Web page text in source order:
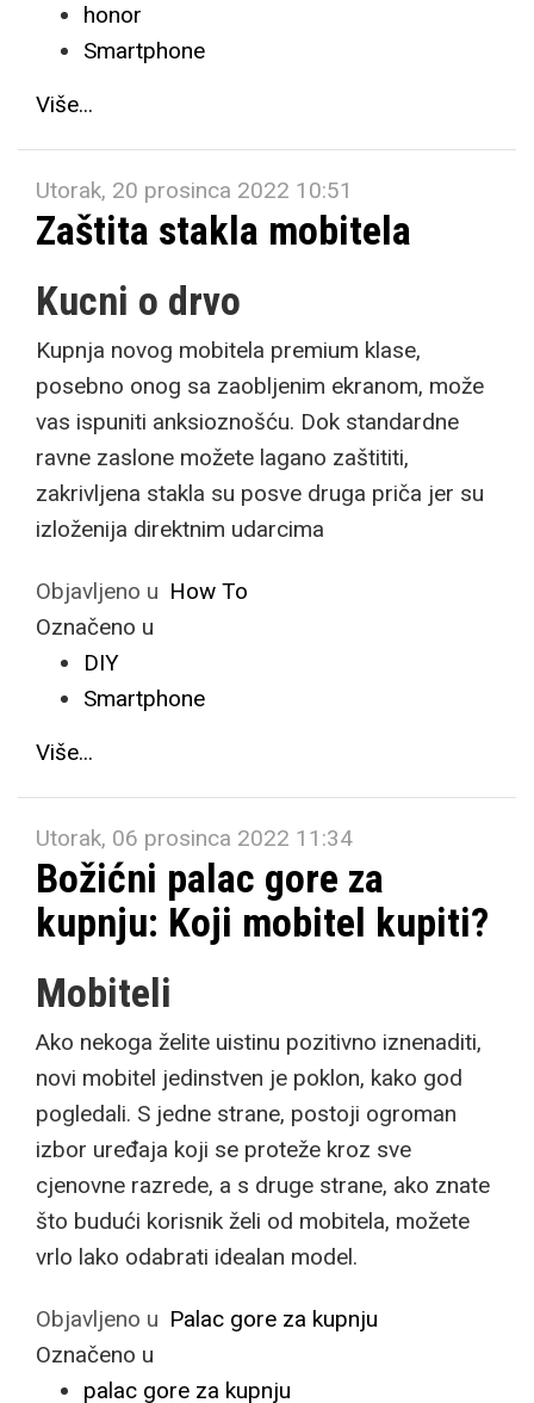
honor
Smartphone
Više...
Utorak, 20 prosinca 2022 10:51
Zaštita stakla mobitela
Kucni o drvo
Kupnja novog mobitela premium klase,
posebno onog sa zaobljenim ekranom, može
vas ispuniti anksioznošću. Dok standardne
ravne zaslone možete lagano zaštititi,
zakrivljena stakla su posve druga priča jer su
izloženija direktnim udarcima
Objavljeno u How To
Označeno u
DIY
Smartphone
Više...
Utorak, 06 prosinca 2022 11:34
Božićni palac gore za
kupnju: Koji mobitel kupiti?
Mobiteli
Ako nekoga želite uistinu pozitivno iznenaditi,
novi mobitel jedinstven je poklon, kako god
pogledali. S jedne strane, postoji ogroman
izbor uređaja koji se proteže kroz sve
cjenovne razrede, a s druge strane, ako znate
što budući korisnik želi od mobitela, možete
vrlo lako odabrati idealan model.
Objavljeno u Palac gore za kupnju
Označeno u
palac gore za kupnju